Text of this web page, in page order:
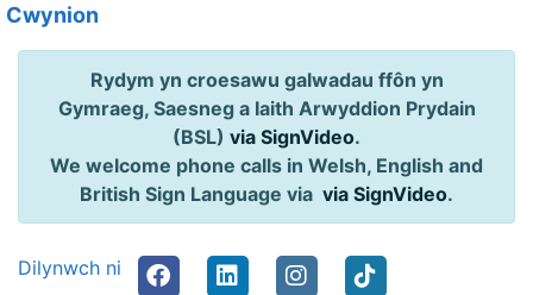
Cwynion
Rydym yn croesawu galwadau ffôn yn
Gymraeg, Saesneg a Iaith Arwyddion Prydain
(BSL) via SignVideo.
We welcome phone calls in Welsh, English and
British Sign Language via via SignVideo.
Dilynwch ni